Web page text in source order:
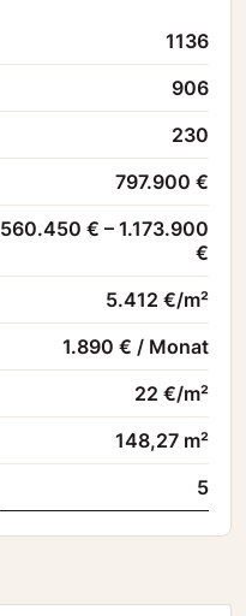
1136
906
230
797.900 €
560.450 € – 1.173.900
€
5.412 €/m²
1.890 € / Monat
22 €/m²
148,27 m²
5